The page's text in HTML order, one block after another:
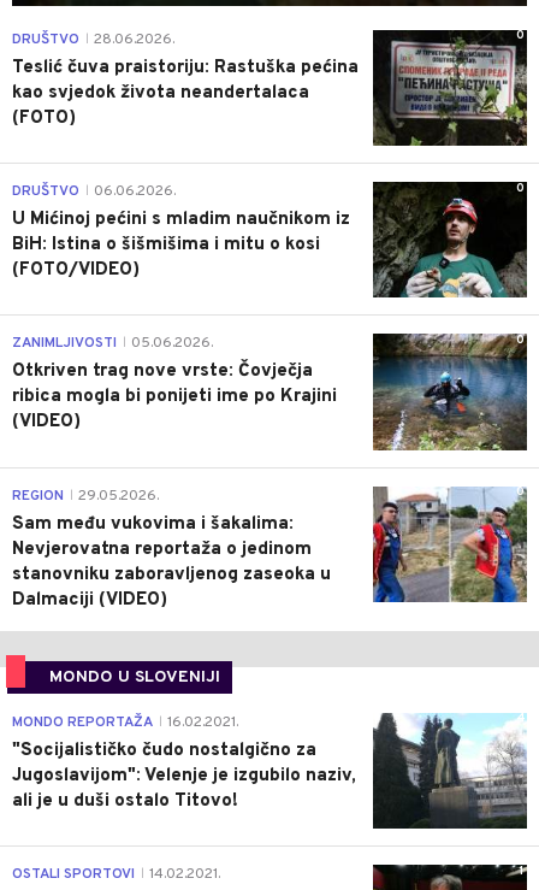
0
DRUŠTVO 28.06.2026.
Teslić čuva praistoriju: Rastuška pećina
kao svjedok života neandertalaca
(FOTO)
0
DRUŠTVO 06.06.2026.
U Mićinoj pećini s mladim naučnikom iz
BiH: Istina o šišmišima i mitu o kosi
(FOTO/VIDEO)
0
ZANIMLJIVOSTI 05.06.2026.
Otkriven trag nove vrste: Čovječja
ribica mogla bi ponijeti ime po Krajini
(VIDEO)
0
REGION 29.05.2026.
Sam među vukovima i šakalima:
Nevjerovatna reportaža o jedinom
stanovniku zaboravljenog zaseoka u
Dalmaciji (VIDEO)
MONDO U SLOVENIJI
4
MONDO REPORTAŽA 16.02.2021.
"Socijalističko čudo nostalgično za
Jugoslavijom": Velenje je izgubilo naziv,
ali je u duši ostalo Titovo!
1
OSTALI SPORTOVI 14.02.2021.